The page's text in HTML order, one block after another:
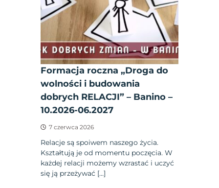
Formacja roczna „Droga do
wolności i budowania
dobrych RELACJI” – Banino –
10.2026-06.2027
7 czerwca 2026
Relacje są spoiwem naszego życia.
Kształtują je od momentu poczęcia. W
każdej relacji możemy wzrastać i uczyć
się ją przeżywać […]